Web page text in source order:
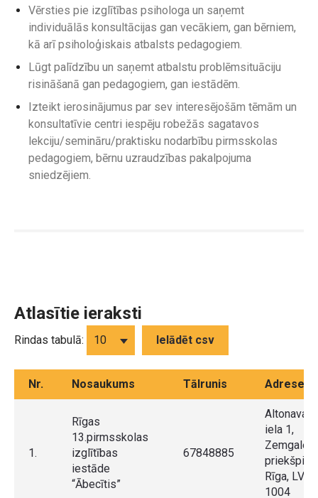
Vērsties pie izglītības psihologa un saņemt
individuālās konsultācijas gan vecākiem, gan bērniem,
kā arī psiholoģiskais atbalsts pedagogiem.
Lūgt palīdzību un saņemt atbalstu problēmsituāciju
risināšanā gan pedagogiem, gan iestādēm.
Izteikt ierosinājumus par sev interesējošām tēmām un
konsultatīvie centri iespēju robežās sagatavos
lekciju/semināru/praktisku nodarbību pirmsskolas
pedagogiem, bērnu uzraudzības pakalpojuma
sniedzējiem.
Atlasītie ieraksti
Rindas tabulā: Ielādēt csv
Nr. Nosaukums Tālrunis Adrese
1.
Rīgas
13.pirmsskolas
izglītības
iestāde
“Ābecītis”
67848885
Altonavas
iela 1,
Zemgales
Rīga, LV-
1004